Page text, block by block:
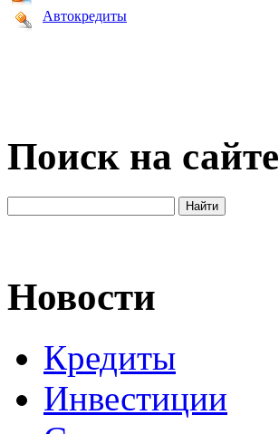
Автокредиты
Поиск на сайте
Новости
Кредиты
Инвестиции